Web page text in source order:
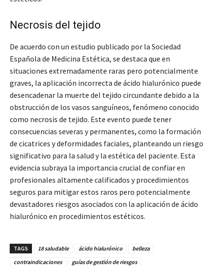
Necrosis del tejido
De acuerdo con un estudio publicado por la Sociedad
Española de Medicina Estética, se destaca que en
situaciones extremadamente raras pero potencialmente
graves, la aplicación incorrecta de ácido hialurónico puede
desencadenar la muerte del tejido circundante debido a la
obstrucción de los vasos sanguíneos, fenómeno conocido
como necrosis de tejido. Este evento puede tener
consecuencias severas y permanentes, como la formación
de cicatrices y deformidades faciales, planteando un riesgo
significativo para la salud y la estética del paciente. Esta
evidencia subraya la importancia crucial de confiar en
profesionales altamente calificados y procedimientos
seguros para mitigar estos raros pero potencialmente
devastadores riesgos asociados con la aplicación de ácido
hialurónico en procedimientos estéticos.
TAGS 18 saludable ácido hialurónico
belleza
contraindicaciones
guías de gestión de riesgos